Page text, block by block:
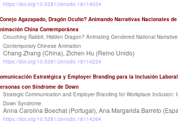
https://doi.org/10.5281/zenodo.18114034
Agazapado, Dragón Oculto? Animando Narrativas Nacionales
China Contemporánea
Crouching Rabbit, Hidden Dragon? Animating Gendered National
Contemporary Chinese Animation
Chang Zhang (China), Zichen Hu (Reino Unido)
https://doi.org/10.5281/zenodo.18114224
Estratégica y Employer Branding para la Inclusión
con Síndrome de Down
Strategic Communication and Employer Branding for Workplace
Down Syndrome
Anna Carolina Boechat (Portugal), Ana Margarida Barreto
https://doi.org/10.5281/zenodo.18114264